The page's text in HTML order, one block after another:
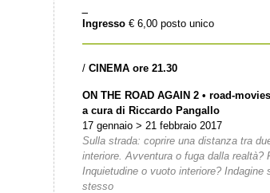
Ingresso € 6,00 posto unico
/ CINEMA ore 21.30
ON THE ROAD AGAIN 2 • road-
a cura di Riccardo Pangallo
17 gennaio > 21 febbraio 2017
Sulla strada: coprire una distanza tra
interiore. Avventura o fuga dalla
Inquietudine o vuoto interiore?
stesso